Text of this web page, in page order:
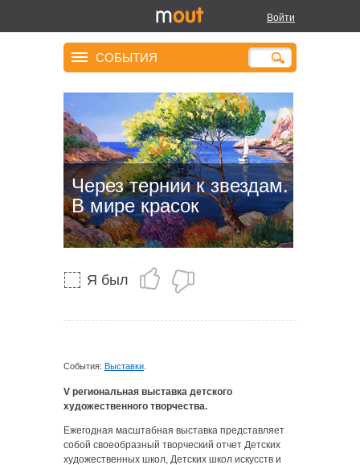
Войти
СОБЫТИЯ
Через тернии к звездам.
В мире красок
Я был
События: Выставки
V региональная выставка детского
художественного творчества.
Ежегодная масштабная выставка представляет
собой своеобразный творческий отчет Детских
художественных школ, Детских школ искусств и